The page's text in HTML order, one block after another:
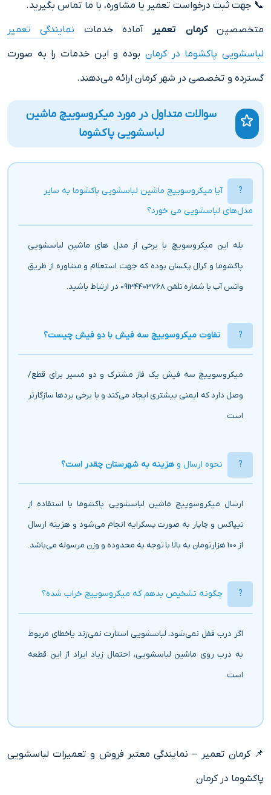
📞 جهت ثبت درخواست تعمیر یا مشاوره، با ما تماس بگیرید.
متخصصینکرمان تعمیر آماده خدمات نمایندگی تعمیر
لباسشویی پاکشوما در کرمان بوده و این خدمات را به صورت
گسترده و تخصصی در شهر کرمان ارائه می‌دهند.
سوالات متداول در مورد میکروسوییچ ماشین
لباسشویی پاکشوما
آیا میکروسوییچ ماشین لباسشویی پاکشوما به سایر
مدل‌های لباسشویی می خورد؟
بله این میکروسویچ با برخی از مدل های ماشین لباسشویی
پاکشوما و کرال یکسان بوده که جهت استعلام و مشاوره از طریق
واتس آپ با شماره تلفن 09134403768 در ارتباط باشید.
تفاوت میکروسوییچ سه فیش با دو فیش چیست؟
میکروسوییچ سه فیش یک فاز مشترک و دو مسیر برای قطع/
وصل دارد که ایمنی بیشتری ایجاد می‌کند و با برخی بردها سازگارتر
است.
نحوه ارسال و هزینه به شهرستان چقدر است؟
ارسال میکروسوییچ ماشین لباسشویی پاکشوما با استفاده از
تیپاکس و چاپار به صورت پسکرایه انجام می‌شود و هزینه ارسال
از 100 هزارتومان به بالا با توجه به محدوده و وزن مرسوله می‌باشد.
چگونه تشخیص بدهم که میکروسوییچ خراب شده؟
اگر درب قفل نمی‌شود، لباسشویی استارت نمی‌زند یاخطای مربوط
به درب روی ماشین لباسشویی، احتمال زیاد ایراد از این قطعه
است.
📌 کرمان تعمیر – نمایندگی معتبر فروش و تعمیرات لباسشویی
پاکشوما در کرمان